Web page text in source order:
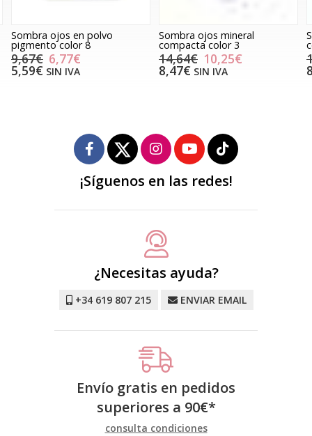
Sombra ojos en polvo
pigmento color 8
9,67€ 6,77€
5,59€ SIN IVA
Sombra ojos mineral
compacta color 3
14,64€ 10,25€
8,47€ SIN IVA
¡Síguenos en las redes!
¿Necesitas ayuda?
+34 619 807 215 ENVIAR EMAIL
Envío gratis en pedidos
superiores a 90€*
consulta condiciones